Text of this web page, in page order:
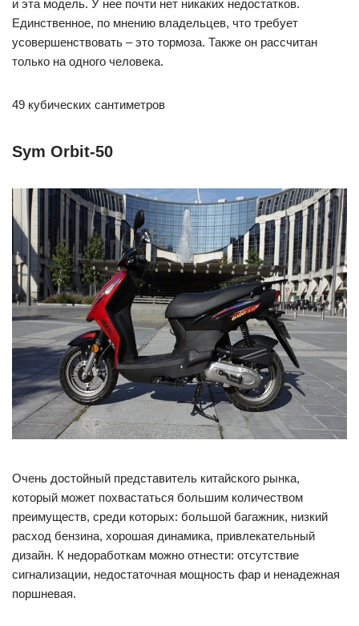
и эта модель. У нее почти нет никаких недостатков.
Единственное, по мнению владельцев, что требует
усовершенствовать – это тормоза. Также он рассчитан
только на одного человека.
49 кубических сантиметров
Sym Orbit-50
Очень достойный представитель китайского рынка,
который может похвастаться большим количеством
преимуществ, среди которых: большой багажник, низкий
расход бензина, хорошая динамика, привлекательный
дизайн. К недоработкам можно отнести: отсутствие
сигнализации, недостаточная мощность фар и ненадежная
поршневая.